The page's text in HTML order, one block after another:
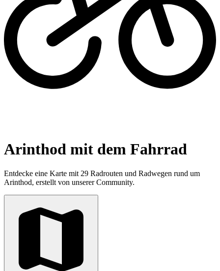
Arinthod mit dem Fahrrad
Entdecke eine Karte mit 29 Radrouten und Radwegen rund um
Arinthod, erstellt von unserer Community.